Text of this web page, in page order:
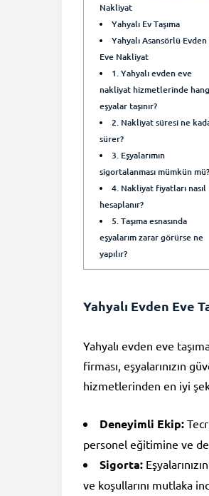
Nakliyat
Yahyalı Ev Taşıma
Yahyalı Asansörlü Evden
Eve Nakliyat
1. Yahyalı evden eve
nakliyat hizmetlerinde
eşyalar taşınır?
2. Nakliyat süresi ne
sürer?
3. Eşyalarımın
sigortalanması mümkün mü?
4. Nakliyat fiyatları nasıl
hesaplanır?
5. Taşıma esnasında
eşyalarım zarar görürse ne
yapılır?
Yahyalı Evden Eve
Yahyalı evden eve
firması, eşyalarınızın
hizmetlerinden en iyi
Deneyimli Ekip:
personel eğitimine ve
Sigorta:
ve koşullarını mutlaka